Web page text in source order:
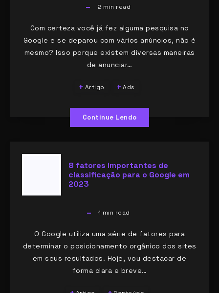
2 min read
Com certeza você já fez alguma pesquisa no
Google e se deparou com vários anúncios, não é
mesmo? Isso porque existem diversas maneiras
de anunciar…
Artigo Ads
Continue Lendo
8 fatores importantes de
classificação para o Google em
2023
1 min read
O Google utiliza uma série de fatores para
determinar o posicionamento orgânico dos sites
em seus resultados. Hoje, vou destacar de
forma clara e breve…